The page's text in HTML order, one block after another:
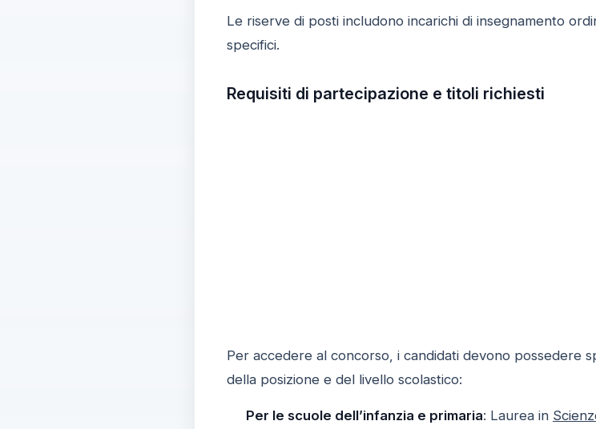
Le riserve di posti includono incarichi di insegnamento
specifici.
Requisiti di partecipazione e titoli richiesti
Per accedere al concorso, i candidati devono possedere
della posizione e del livello scolastico:
Per le scuole dell’infanzia e primaria: Laurea in